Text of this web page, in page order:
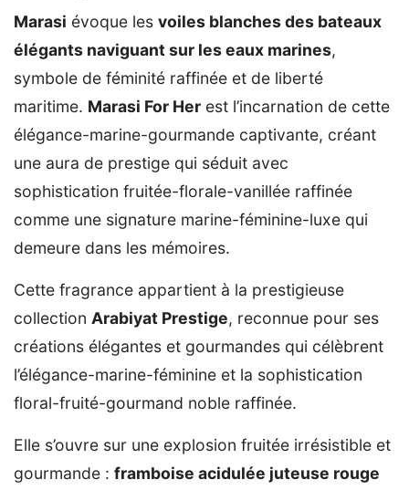
Marasi évoque les voiles blanches des bateaux
élégants naviguant sur les eaux marines,
symbole de féminité raffinée et de liberté
maritime. Marasi For Her est l’incarnation de cette
élégance-marine-gourmande captivante, créant
une aura de prestige qui séduit avec
sophistication fruitée-florale-vanillée raffinée
comme une signature marine-féminine-luxe qui
demeure dans les mémoires.
Cette fragrance appartient à la prestigieuse
collection Arabiyat Prestige, reconnue pour ses
créations élégantes et gourmandes qui célèbrent
l’élégance-marine-féminine et la sophistication
floral-fruité-gourmand noble raffinée.
Elle s’ouvre sur une explosion fruitée irrésistible et
gourmande : framboise acidulée juteuse rouge